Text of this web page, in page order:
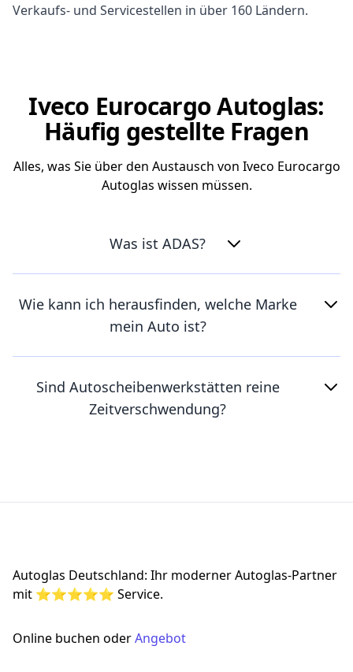
Verkaufs- und Servicestellen in über 160 Ländern.
Iveco Eurocargo Autoglas:
Häufig gestellte Fragen
Alles, was Sie über den Austausch von Iveco Eurocargo
Autoglas wissen müssen.
Was ist ADAS?
Wie kann ich herausfinden, welche Marke
mein Auto ist?
Sind Autoscheibenwerkstätten reine
Zeitverschwendung?
Autoglas Deutschland: Ihr moderner Autoglas-Partner
mit ⭐⭐⭐⭐⭐ Service.
Online buchen oderAngebot